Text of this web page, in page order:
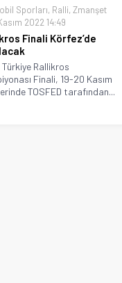
Sporları, Ralli,Zmanşet
2022 14:49
Finali Körfez’de
Rallikros
Finali, 19-20 Kasım
TOSFED tarafından...